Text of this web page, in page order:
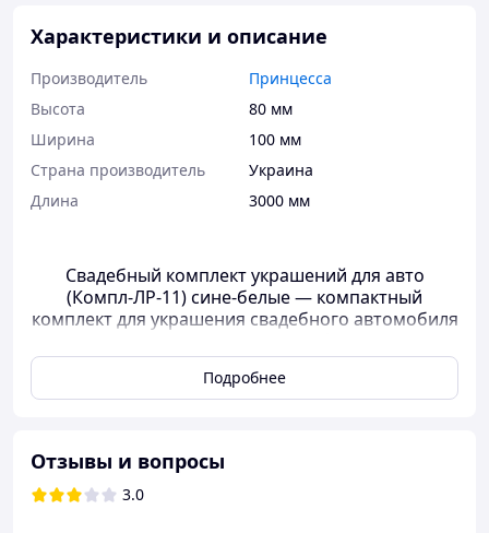
Характеристики и описание
Производитель
Принцесса
Высота
80 мм
Ширина
100 мм
Страна производитель
Украина
Длина
3000 мм
Свадебный комплект украшений для авто
(Компл-ЛР-11) сине-белые ― компактный
комплект для украшения свадебного автомобиля
праздничного свадебного кортежа.
В комплект входят ― лента фатиновая "5 роз" и
Цвет комплекта ― сине-белый
Подробнее
Отзывы и вопросы
3.0